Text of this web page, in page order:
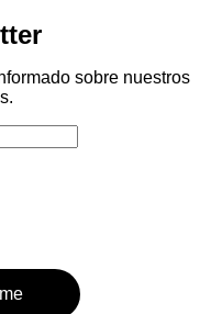
sobre nuestros